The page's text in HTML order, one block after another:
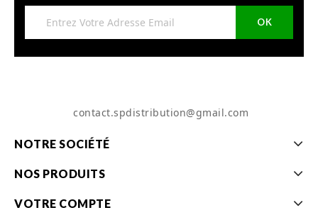
contact.spdistribution@gmail.com
NOTRE SOCIÉTÉ
NOS PRODUITS
VOTRE COMPTE